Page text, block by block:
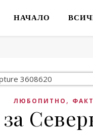
НАЧАЛО
ЛЮБОПИТНО ,
за